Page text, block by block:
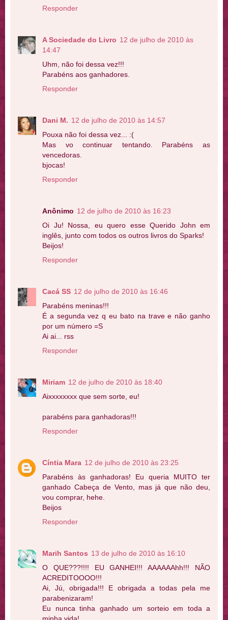
Responder
A Sociedade do Livro 12 de julho de 2010 às
14:47
Uhm, não foi dessa vez!!!
Parabéns aos ganhadores.
Responder
Dani M. 12 de julho de 2010 às 14:57
Pouxa não foi dessa vez... :(
Mas vo continuar tentando. Parabéns as
vencedoras.
bjocas!
Responder
Anônimo 12 de julho de 2010 às 16:23
Oi Ju! Nossa, eu quero esse Querido John em
inglês, junto com todos os outros livros do Sparks!
Beijos!
Responder
Cacá SS 12 de julho de 2010 às 16:46
Parabéns meninas!!!
É a segunda vez q eu bato na trave e não ganho
por um número =S
Ai ai... rss
Responder
Miriam 12 de julho de 2010 às 18:40
Aixxxxxxxx que sem sorte, eu!
parabéns para ganhadoras!!!
Responder
Cíntia Mara 12 de julho de 2010 às 23:25
Parabéns às ganhadoras! Eu queria MUITO ter
ganhado Cabeça de Vento, mas já que não deu,
vou comprar, hehe.
Beijos
Responder
Marih Santos 13 de julho de 2010 às 16:10
O QUE???!!!! EU GANHEI!!! AAAAAAhh!!! NÃO
ACREDITOOOO!!!
Ai, Jú, obrigada!!! E obrigada a todas pela me
parabenizaram!
Eu nunca tinha ganhado um sorteio em toda a